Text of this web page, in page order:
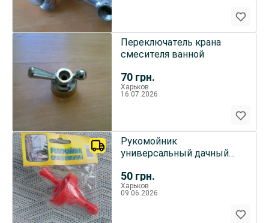
70 грн.
Переключатель крана
смесителя ванной
Харьков
16.07.2026
50 грн.
Рукомойник
универсальный дачный
Харьков
09.06.2026